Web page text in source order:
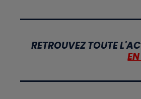
RETROUVEZ TOUTE